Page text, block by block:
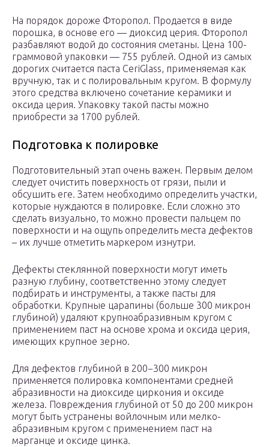
На порядок дороже Фторопол. Продается в виде
порошка, в основе его — диоксид церия. Фторопол
разбавляют водой до состояния сметаны. Цена 100-
граммовой упаковки — 755 рублей. Одной из самых
дорогих считается паста CeriGlass, применяемая как
вручную, так и с полировальным кругом. В формулу
этого средства включено сочетание керамики и
оксида церия. Упаковку такой пасты можно
приобрести за 1700 рублей.
Подготовка к полировке
Подготовительный этап очень важен. Первым делом
следует очистить поверхность от грязи, пыли и
обсушить еге. Затем необходимо определить участки,
которые нуждаются в полировке. Если сложно это
сделать визуально, то можно провести пальцем по
поверхности и на ощупь определить места дефектов
– их лучше отметить маркером изнутри.
Дефекты стеклянной поверхности могут иметь
разную глубину, соответственно этому следует
подбирать и инструменты, а также пасты для
обработки. Крупные царапины (больше 300 микрон
глубиной) удаляют крупноабразивным кругом с
применением паст на основе хрома и оксида церия,
имеющих крупное зерно.
Для дефектов глубиной в 200−300 микрон
применяется полировка компонентами средней
абразивности на диоксиде циркония и оксиде
железа. Повреждения глубиной от 50 до 200 микрон
могут быть устранены войлочным или мелко-
абразивным кругом с применением паст на
марганце и оксиде цинка.